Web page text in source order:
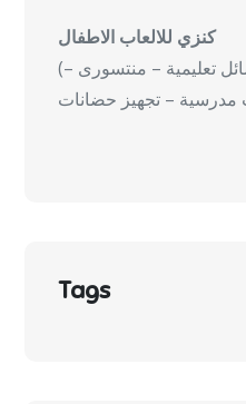
كنزي للالعاب الاطفال
(هدايا – لعب اطفال – وسائل تعليمية – منتسورى –
Tags